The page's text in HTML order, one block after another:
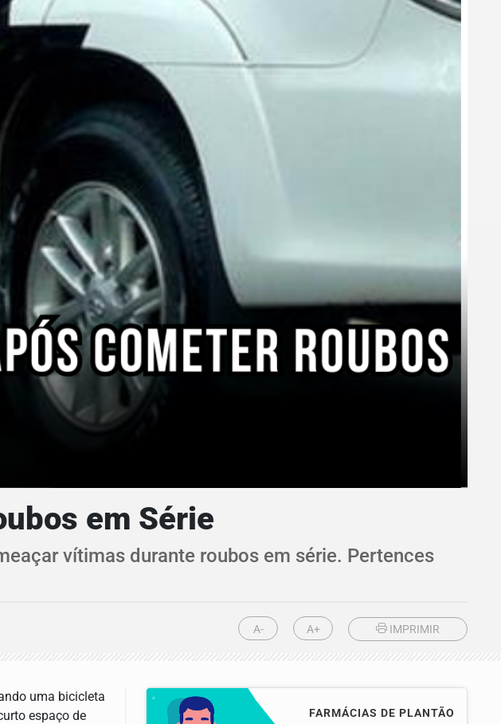
em Série
vítimas durante roubos em série. Pertences
A- A+ IMPRIMIR
uma bicicleta
espaço de
FARMÁCIAS DE PLANTÃO